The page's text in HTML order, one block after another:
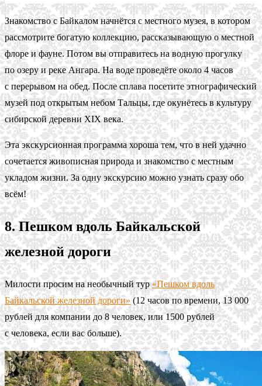
Знакомство с Байкалом начнётся с местного музея, в котором
рассмотрите богатую коллекцию, рассказывающую о местной
флоре и фауне. Потом вы отправитесь на водную прогулку
по озеру и реке Ангара. На воде проведёте около 4 часов
с перерывом на обед. После сплава посетите этнографический
музей под открытым небом Тальцы, где окунётесь в культуру
сибирской деревни XIX века.
Эта экскурсионная программа хороша тем, что в ней удачно
сочетается живописная природа и знакомство с местным
укладом жизни. За одну экскурсию можно узнать сразу обо
всём!
8. Пешком вдоль Байкальской
железной дороги
Милости просим на необычный тур«Пешком вдоль
Байкальской железной дороги» (12 часов по времени, 13 000
рублей для компании до 8 человек, или 1500 рублей
с человека, если вас больше).